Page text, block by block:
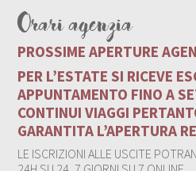
Orari agenzia
PROSSIME APERTURE
PER L’ESTATE SI RICEVE
APPUNTAMENTO FINO A
CONTINUI VIAGGI
GARANTITA L’APERTURA
LE ISCRIZIONI ALLE USCITE